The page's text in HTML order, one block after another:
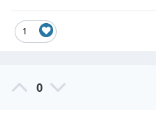
نفسك و في هذا المرحلة
الشكل يمكنك حينها
1
0